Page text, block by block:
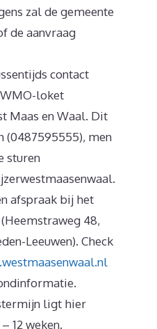
zal de gemeente
de aanvraag
contact
loket
Maas en Waal. Dit
(0487595555), men
sturen
afspraak bij het
48,
Leeuwen). Check
ligt hier
12 weken.